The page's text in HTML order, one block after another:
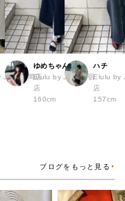
JAM 福岡店
ゆめちゃん
Elulu by JAM 原宿
店
160cm
ハチ
Elulu by
店
157cm
ブログをもっと見る